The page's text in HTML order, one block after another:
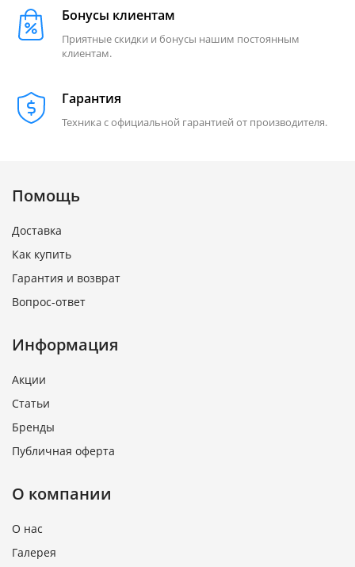
Бонусы клиентам
Приятные скидки и бонусы нашим постоянным
клиентам.
Гарантия
Техника с официальной гарантией от производителя.
Помощь
Доставка
Как купить
Гарантия и возврат
Вопрос-ответ
Информация
Акции
Статьи
Бренды
Публичная оферта
О компании
О нас
Галерея